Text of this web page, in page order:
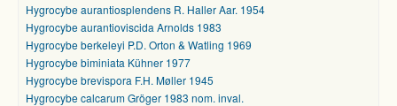
Hygrocybe aurantiosplendens R. Haller Aar. 1954
Hygrocybe aurantioviscida Arnolds 1983
Hygrocybe berkeleyi P.D. Orton & Watling 1969
Hygrocybe biminiata Kühner 1977
Hygrocybe brevispora F.H. Møller 1945
Hygrocybe calcarum Gröger 1983 nom. inval.